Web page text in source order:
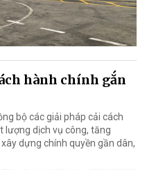
hành chính gắn
bộ các giải pháp cải cách
lượng dịch vụ công, tăng
dựng chính quyền gần dân,